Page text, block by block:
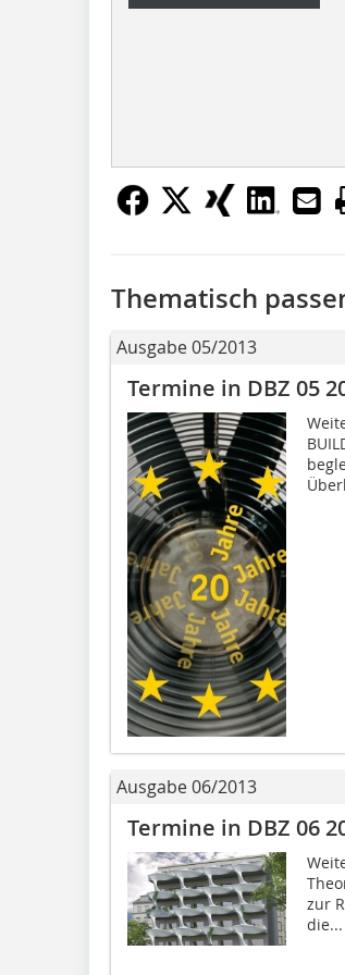
Thematisch
Ausgabe 05/2013
Termine in DBZ 05
Ausgabe 06/2013
Termine in DBZ 06
zur
die...